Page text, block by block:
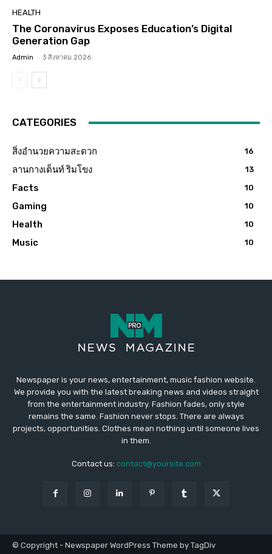
HEALTH
The Coronavirus Exposes Education’s Digital
Generation Gap
Admin - 3 สิงหาคม 2026
CATEGORIES
สิ่งอำนวยความสะดวก 16
ลานกางเต็นท์ ริมโขง 13
Facts 10
Gaming 10
Health 10
Music 10
Newspaper is your news, entertainment, music fashion website.
We provide you with the latest breaking news and videos straight
from the entertainment industry. Fashion fades, only style
remains the same. Fashion never stops. There are always
projects, opportunities. Clothes mean nothing until someone lives
in them.
Contact us: contact@yoursite.com
© Copyright - Newspaper WordPress Theme by TagDiv